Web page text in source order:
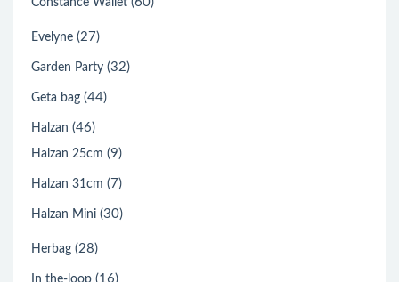
Constance Wallet
Evelyne (27)
Garden Party (32)
Geta bag (44)
Halzan (46)
Halzan 25cm (9)
Halzan 31cm (7)
Halzan Mini (30)
Herbag (28)
In the-loop (16)